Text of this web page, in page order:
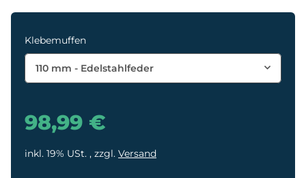
Klebemuffen
110 mm - Edelstahlfeder
98,99 €
inkl. 19% USt. , zzgl. Versand